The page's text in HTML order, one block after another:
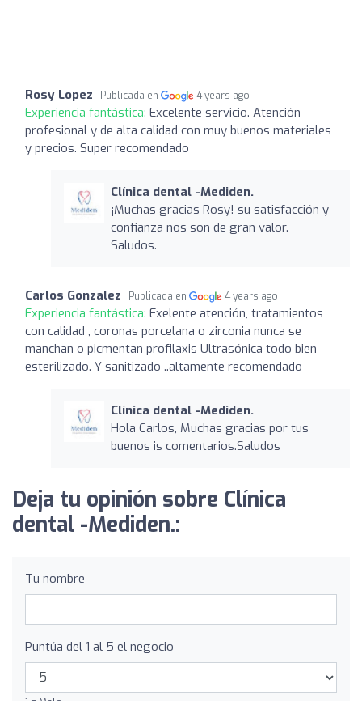
Rosy Lopez Publicada en 4 years ago
Experiencia fantástica: Excelente servicio. Atención
profesional y de alta calidad con muy buenos materiales
y precios. Super recomendado
Clínica dental -Mediden.
¡Muchas gracias Rosy! su satisfacción y
confianza nos son de gran valor.
Saludos.
Carlos Gonzalez Publicada en 4 years ago
Experiencia fantástica: Exelente atención, tratamientos
con calidad , coronas porcelana o zirconia nunca se
manchan o picmentan profilaxis Ultrasónica todo bien
esterilizado. Y sanitizado ..altamente recomendado
Clínica dental -Mediden.
Hola Carlos, Muchas gracias por tus
buenos is comentarios.Saludos
Deja tu opinión sobre Clínica
dental -Mediden.:
Tu nombre
Puntúa del 1 al 5 el negocio